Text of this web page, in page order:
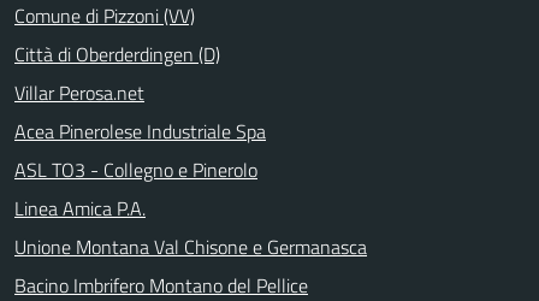
Comune di Pizzoni (VV)
Città di Oberderdingen (D)
Villar Perosa.net
Acea Pinerolese Industriale Spa
ASL TO3 - Collegno e Pinerolo
Linea Amica P.A.
Unione Montana Val Chisone e Germanasca
Bacino Imbrifero Montano del Pellice